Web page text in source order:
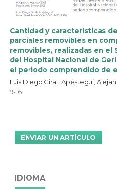
Cantidad y características
parciales removibles en
removibles, realizadas en el
del Hospital Nacional de
el periodo comprendido de
Luis Diego Giralt Apéstegui,
9-16
ENVIAR UN ARTÍCULO
IDIOMA